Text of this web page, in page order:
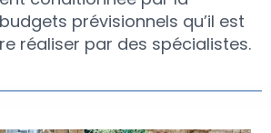
prévisionnels qu’il est
réaliser par des spécialistes.